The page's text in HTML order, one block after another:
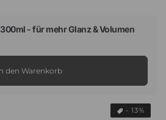
- für mehr Glanz & Volumen
den Warenkorb
- 13%